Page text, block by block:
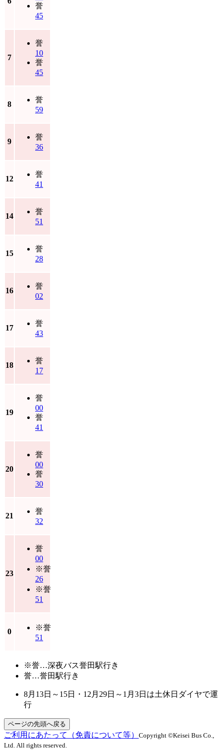
誉
45
7
誉
10
誉
45
8
誉
59
9
誉
36
12
誉
41
14
誉
51
15
誉
28
16
誉
02
17
誉
43
18
誉
17
19
誉
00
誉
41
20
誉
00
誉
30
21
誉
32
23
誉
00
※誉
26
※誉
51
0
※誉
51
※誉…深夜バス誉田駅行き
誉…誉田駅行き
8月13日～15日・12月29日～1月3日は土休日ダイヤで運
行
ページの先頭へ戻る
ご利用にあたって（免責について等） Copyright ©Keisei Bus Co.,
Ltd. All rights reserved.